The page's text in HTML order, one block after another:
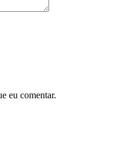
eu comentar.